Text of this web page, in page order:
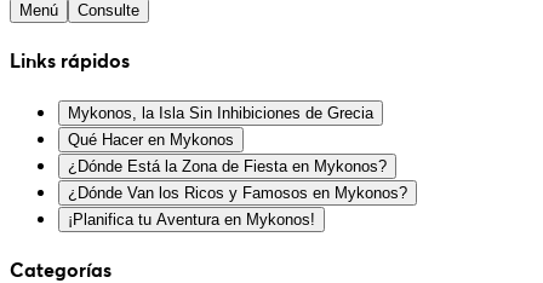
Menú Consulte
Links rápidos
Mykonos, la Isla Sin Inhibiciones de Grecia
Qué Hacer en Mykonos
¿Dónde Está la Zona de Fiesta en Mykonos?
¿Dónde Van los Ricos y Famosos en Mykonos?
¡Planifica tu Aventura en Mykonos!
Categorías